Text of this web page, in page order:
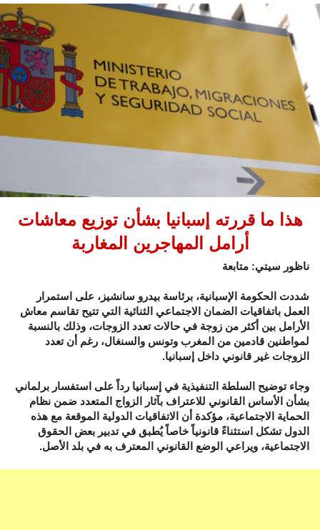
هذا ما قررته إسبانيا بشأن توزيع معاشات
أرامل المهاجرين المغاربة
ناظور سيتي: متابعة
شددت الحكومة الإسبانية، برئاسة بيدرو سانشيز، على استمرار
العمل باتفاقيات الضمان الاجتماعي الثنائية التي تتيح تقاسم معاش
الأرامل بين أكثر من زوجة في حالات تعدد الزوجات، وذلك بالنسبة
لمواطنين قادمين من المغرب وتونس والسنغال، رغم أن تعدد
الزوجات غير قانوني داخل إسبانيا.
وجاء توضيح السلطة التنفيذية في إسبانيا رداً على استفسار برلماني
بشأن الأساس القانوني للاعتراف بآثار الزواج المتعدد ضمن نظام
الحماية الاجتماعية، مؤكدة أن الاتفاقيات الدولية الموقعة مع هذه
الدول تشكل استثناءً قانونياً خاصاً يُطبق في تدبير بعض الحقوق
الاجتماعية، ويراعي الوضع القانوني المعترف به في بلد الأصل.